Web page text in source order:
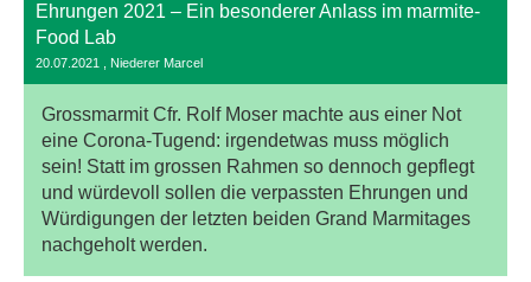
Ehrungen 2021 – Ein besonderer Anlass im marmite-
Food Lab
20.07.2021 , Niederer Marcel
Grossmarmit Cfr. Rolf Moser machte aus einer Not
eine Corona-Tugend: irgendetwas muss möglich
sein! Statt im grossen Rahmen so dennoch gepflegt
und würdevoll sollen die verpassten Ehrungen und
Würdigungen der letzten beiden Grand Marmitages
nachgeholt werden.